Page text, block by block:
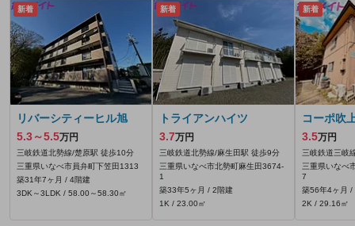
新着
リバーシティーヒル旭
5.3～5.5万円
三岐鉄道北勢線/楚原駅 徒歩10分
三重県いなべ市員弁町下笠田1313
築31年7ヶ月 / 4階建
3DK～3LDK / 58.00～58.30㎡
新着
トライアンハイツ
3.7万円
三岐鉄道北勢線/麻生田駅 徒歩9分
三重県いなべ市北勢町麻生田3674‐
1
築33年5ヶ月 / 2階建
1K / 23.00㎡
新着
コーポ吹
3.5万円
三岐鉄道三岐
三重県いなべ
7
築56年4ヶ月 /
2K / 29.16㎡